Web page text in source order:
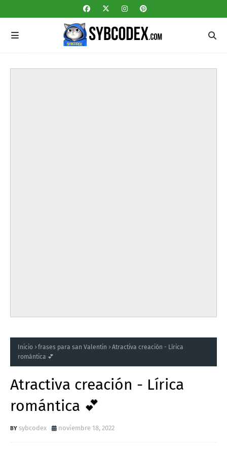
Inicio frases para san Valentin
Atractiva creación - Lírica
romántica 💕
Atractiva creación - Lírica
romántica 💕
sybcodex noviembre 18, 2022